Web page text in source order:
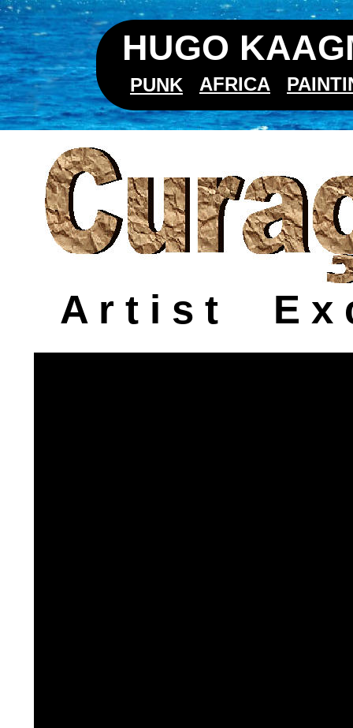
HUGO
PUNK AFRICA
A r t i s t     E